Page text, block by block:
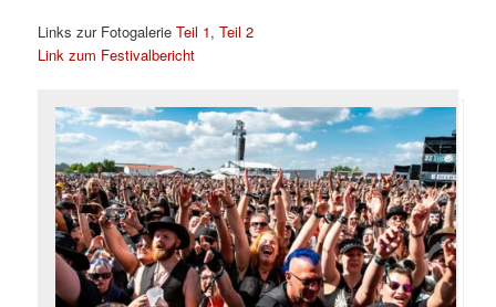
Links zur FotogalerieTeil 1,Teil 2
Link zum Festivalbericht